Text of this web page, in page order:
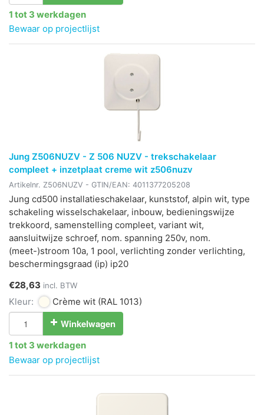
1 tot 3 werkdagen
Bewaar op projectlijst
Jung Z506NUZV - Z 506 NUZV - trekschakelaar
compleet + inzetplaat creme wit z506nuzv
Artikelnr. Z506NUZV - GTIN/EAN: 4011377205208
Jung cd500 installatieschakelaar, kunststof, alpin wit, type
schakeling wisselschakelaar, inbouw, bedieningswijze
trekkoord, samenstelling compleet, variant wit,
aansluitwijze schroef, nom. spanning 250v, nom.
(meet-)stroom 10a, 1 pool, verlichting zonder verlichting,
beschermingsgraad (ip) ip20
€28,63 incl. BTW
Kleur: Crème wit (RAL 1013)
Winkelwagen
1 tot 3 werkdagen
Bewaar op projectlijst